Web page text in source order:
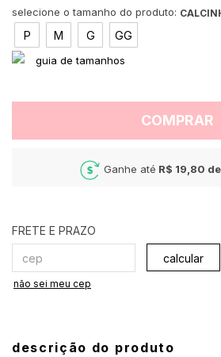
P M G GG
COMPRAR
Ganhe até R$ 19,80
calcular
não sei meu cep
descrição do produto